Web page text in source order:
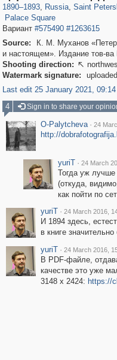
1890–1893, Russia, Saint
Palace Square
184 6
Вариант #575490 #1263615
Source:
К. М. Муханов
и настоящем». Издание тов-
Shooting direction: 
Watermark signature:
Last edit 25 January 2021, 09:14
4
Sign in to share your
O-Palytcheva · 24
http://
yuriT · 24 March
Тогда уж лучше
(откуда,
как пойти по
yuriT · 24 March 2016,
И 1894 здесь,
в книге
yuriT · 24 March 2016,
В PDF-файле,
качестве это уже
3148 x 2424: https://